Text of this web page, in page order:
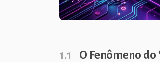
1.1 O Fenômeno do